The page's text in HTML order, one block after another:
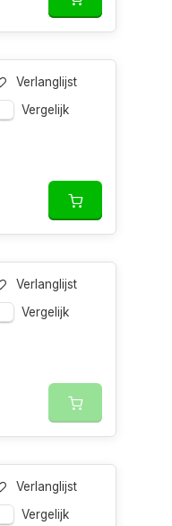
Verlanglijst
Vergelijk
Verlanglijst
Vergelijk
Verlanglijst
Vergelijk